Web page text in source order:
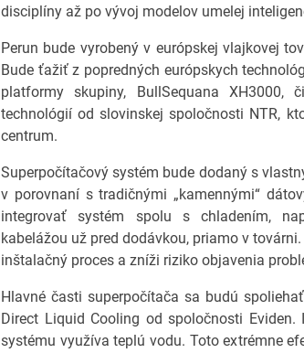
disciplíny až po vývoj modelov umelej
Perun bude vyrobený v európskej vlajkovej
Bude ťažiť z popredných európskych
platformy skupiny, BullSequana
technológií od slovinskej spoločnosti NTR,
centrum.
Superpočítačový systém bude dodaný s
v porovnaní s tradičnými „kamennými“
integrovať systém spolu s chladením,
kabelážou už pred dodávkou, priamo v
inštalačný proces a zníži riziko objavenia
Hlavné časti superpočítača sa budú
Direct Liquid Cooling od spoločnosti
systému využíva teplú vodu. Toto extrémne